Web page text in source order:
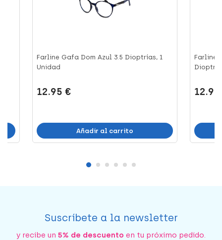
Farline Gafa Dom Azul 3.5 Dioptrías, 1
Unidad
12.95 €
Añadir al carrito
Farline
Suscríbete a la newsletter
y recibe un 5% de descuento en tu próximo pedido.